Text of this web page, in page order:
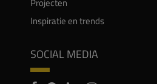
Projecten
Inspiratie en trends
SOCIAL MEDIA